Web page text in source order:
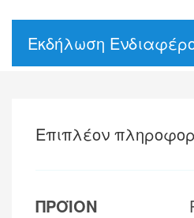
Εκδήλωση
Επιπλέον
ΠΡΟΪΟΝ